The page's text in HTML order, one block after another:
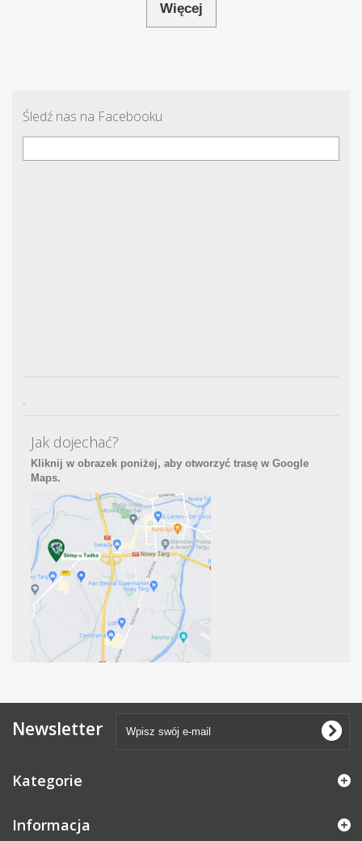
Więcej
Śledź nas na Facebooku
.
Jak dojechać?
Kliknij w obrazek poniżej, aby otworzyć trasę w Google
Maps.
Newsletter
Kategorie
Informacja